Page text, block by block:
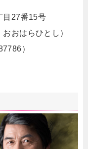
目27番15号
おはらひとし）
）